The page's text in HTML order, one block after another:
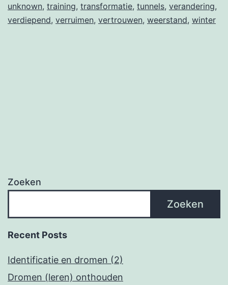
unknown, training, transformatie, tunnels, verandering,
verdiepend, verruimen, vertrouwen, weerstand, winter
Zoeken
Zoeken
Recent Posts
Identificatie en dromen (2)
Dromen (leren) onthouden